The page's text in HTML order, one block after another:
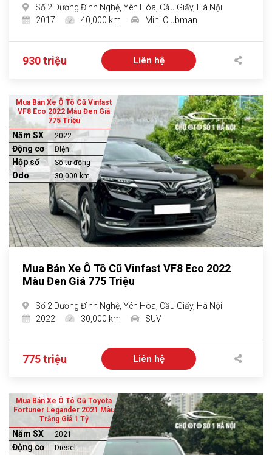
Số 2 Dương Đình Nghệ, Yên Hòa, Cầu Giấy, Hà Nội
2017
40,000 km Mini Clubman
930 triệu Liên hệ
Mua Bán Xe Ô Tô Cũ Vinfast
VF8 Eco 2022 Màu Đen Giá
775 Triệu
Năm SX 2022
Động cơ Điện
Hộp số Số tự động
Odo 30,000 km
Mua Bán Xe Ô Tô Cũ Vinfast VF8 Eco 2022
Màu Đen Giá 775 Triệu
Số 2 Dương Đình Nghệ, Yên Hòa, Cầu Giấy, Hà Nội
2022
30,000 km SUV
775 triệu Liên hệ
Mua Bán Xe Ô Tô Cũ Toyota
Fortuner Legander 2021 Màu
Trắng Giá 1 Tỷ
Năm SX 2021
Động cơ Diesel